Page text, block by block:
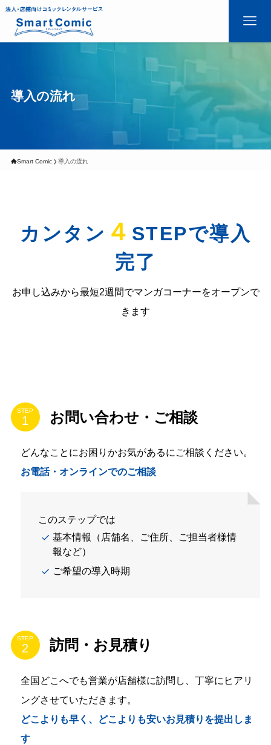
導入の流れ
Smart Comic 導入の流れ
カンタン ４ STEPで導入
完了
お申し込みから最短2週間でマンガコーナーをオープンで
きます
STEP お問い合わせ・ご相談
どんなことにお困りかお気があるにご相談ください。
お電話・オンラインでのご相談
このステップでは
基本情報（店舗名、ご住所、ご担当者様情
報など）
ご希望の導入時期
STEP 訪問・お見積り
全国どこへでも営業が店舗様に訪問し、丁寧にヒアリ
ングさせていただきます。
どこよりも早く、どこよりも安いお見積りを提出しま
す